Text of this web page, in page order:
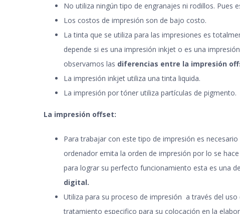
No utiliza ningún tipo de engranajes ni rodillos. Pues
Los costos de impresión son de bajo costo.
La tinta que se utiliza para las impresiones es
depende si es una impresión inkjet o es una
observamos las diferencias entre la impresión
La impresión inkjet utiliza una tinta liquida.
La impresión por tóner utiliza partículas de pigmento.
La impresión offset:
Para trabajar con este tipo de impresión es
ordenador emita la orden de impresión por lo se
para lograr su perfecto funcionamiento esta es una
digital.
Utiliza para su proceso de impresión a través del
tratamiento especifico para su colocación en la